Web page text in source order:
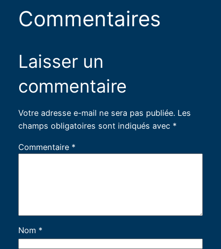
Commentaires
Laisser un
commentaire
Votre adresse e-mail ne sera pas publiée. Les
champs obligatoires sont indiqués avec *
Commentaire *
Nom *